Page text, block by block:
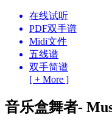
在线试听
PDF双手谱
Midi文件
五线谱
双手简谱
[ + More ]
音乐盒舞者-